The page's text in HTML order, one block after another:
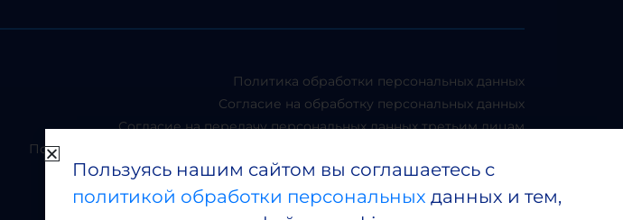
Политика обработки персональных данных
Согласие на обработку персональных данных
Согласие на передачу персональных данных третьим лицам
Положение о работе с персональными данными клиентов, контрагентов,
пользователей сайта и членов ФПКиН
Положение о хранении и защите персональных данных
Пользуясь нашим сайтом вы соглашаетесь с
политикой обработки персональных данных и тем,